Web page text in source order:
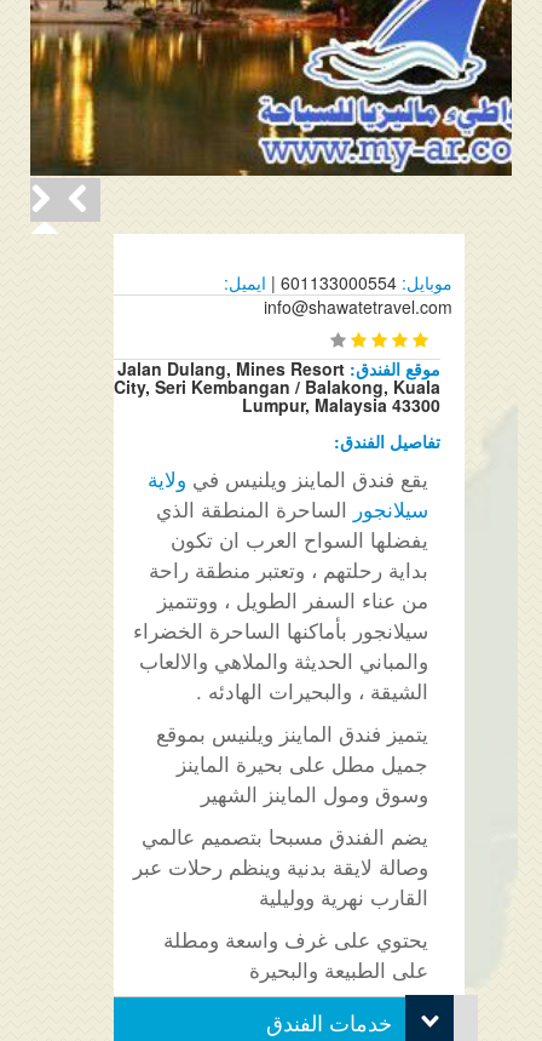
موبايل: 601133000554 |
ايميل:
info@shawatetravel.com
موقع الفندق:Jalan Dulang, Mines Resort
City, Seri Kembangan / Balakong, Kuala
Lumpur, Malaysia 43300
تفاصيل الفندق:
يقع فندق الماينز ويلنيس في ولاية
سيلانجور الساحرة المنطقة الذي
يفضلها السواح العرب ان تكون
بداية رحلتهم ، وتعتبر منطقة راحة
من عناء السفر الطويل ، ووتتميز
سيلانجور بأماكنها الساحرة الخضراء
والمباني الحديثة والملاهي والالعاب
الشيقة ، والبحيرات الهادئه .
يتميز فندق الماينز ويلنيس بموقع
جميل مطل على بحيرة الماينز
وسوق ومول الماينز الشهير
يضم الفندق مسبحا بتصميم عالمي
وصالة لايقة بدنية وينظم رحلات عبر
القارب نهرية ووليلية
يحتوي على غرف واسعة ومطلة
على الطبيعة والبحيرة
خدمات الفندق